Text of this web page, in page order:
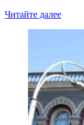
Читайте далее